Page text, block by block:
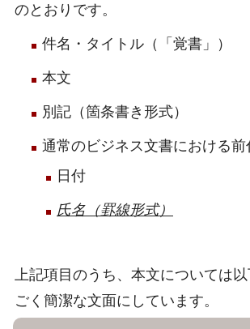
のとおりです。
件名・タイトル（「覚書」）
本文
別記（箇条書き形式）
通常のビジネス文書における前
日付
氏名（罫線形式）
上記項目のうち、本文については以
ごく簡潔な文面にしています。